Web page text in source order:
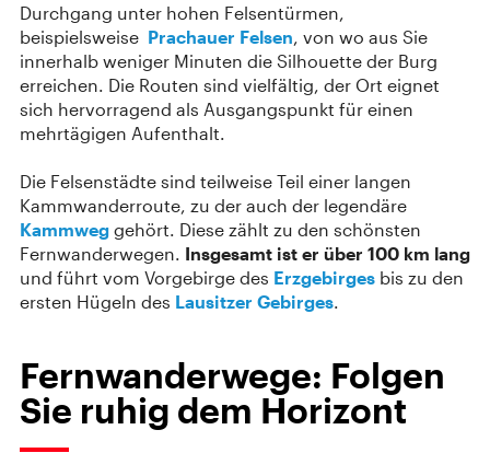
Durchgang unter hohen Felsentürmen,
beispielsweise Prachauer Felsen, von wo aus Sie
innerhalb weniger Minuten die Silhouette der Burg
erreichen. Die Routen sind vielfältig, der Ort eignet
sich hervorragend als Ausgangspunkt für einen
mehrtägigen Aufenthalt.
Die Felsenstädte sind teilweise Teil einer langen
Kammwanderroute, zu der auch der legendäre
Kammweg gehört. Diese zählt zu den schönsten
Fernwanderwegen. Insgesamt ist er über 100 km lang
und führt vom Vorgebirge des Erzgebirges bis zu den
ersten Hügeln des Lausitzer Gebirges.
Fernwanderwege: Folgen
Sie ruhig dem Horizont